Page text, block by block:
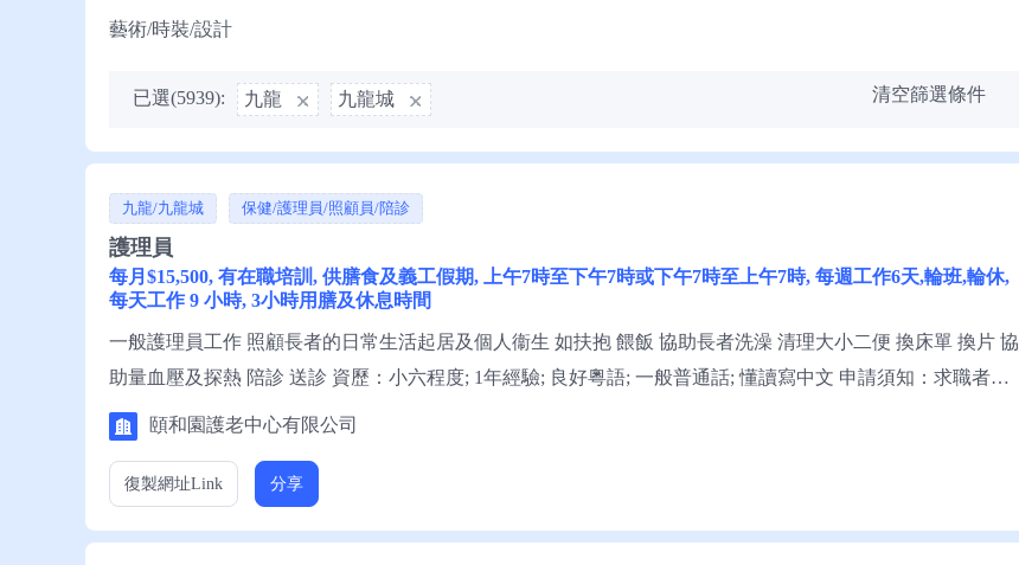
藝術/時裝/設計
已選(5939): 九龍 九龍城 清空篩選條件
九龍/九龍城 保健/護理員/照顧員/陪診
護理員
每月$15,500, 有在職培訓, 供膳食及義工假期, 上午7時至下午7時或下午7時至上午7時, 每週工作6天,輪班,輪休,
每天工作 9 小時, 3小時用膳及休息時間
一般護理員工作 照顧長者的日常生活起居及個人衞生 如扶抱 餵飯 協助長者洗澡 清理大小二便 換床單 換片 協
助量血壓及探熱 陪診 送診 資歷：小六程度; 1年經驗; 良好粵語; 一般普通話; 懂讀寫中文 申請須知：求職者可
與頤和園護老中心有限公司丁女士聯絡。
頤和園護老中心有限公司
復製網址Link 分享